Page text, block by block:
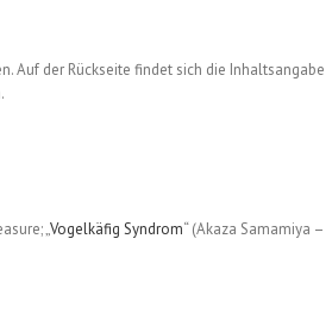
Auf der Rückseite findet sich die Inhaltsangabe
„Vogelkäfig Syndrom“ (Akaza Samamiya –